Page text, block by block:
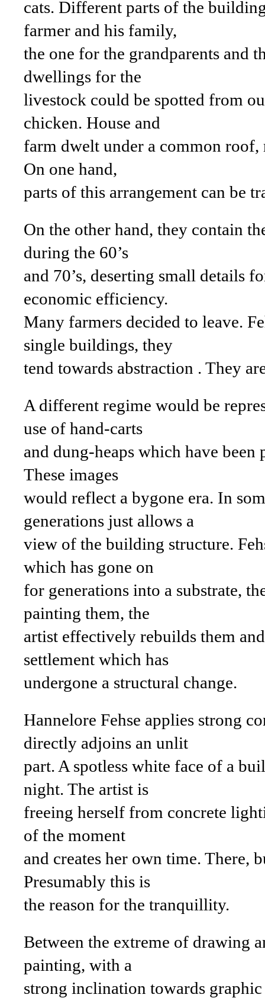
cats. Different parts of the
farmer and his family,
the one for the grandparents and
dwellings for the
livestock could be spotted from
chicken. House and
farm dwelt under a common
On one hand,
parts of this arrangement can be
On the other hand, they contain
during the 60’s
and 70’s, deserting small details
economic efficiency.
Many farmers decided to leave.
single buildings, they
tend towards abstraction . They
A different regime would be
use of hand-carts
and dung-heaps which have
These images
would reflect a bygone era. In
generations just allows a
view of the building structure.
which has gone on
for generations into a substrate,
painting them, the
artist effectively rebuilds them
settlement which has
undergone a structural change.
Hannelore Fehse applies strong
directly adjoins an unlit
part. A spotless white face of a
night. The artist is
freeing herself from concrete
of the moment
and creates her own time. There,
Presumably this is
the reason for the tranquillity.
Between the extreme of drawing
painting, with a
strong inclination towards